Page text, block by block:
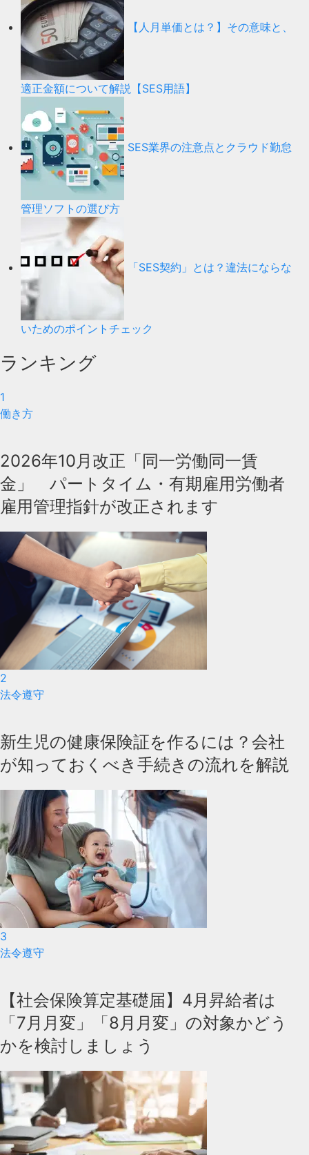
【人月単価とは？】その意味と、
適正金額について解説【SES用語】
SES業界の注意点とクラウド勤怠
管理ソフトの選び方
「SES契約」とは？違法にならな
いためのポイントチェック
ランキング
1
働き方
2026年10月改正「同一労働同一賃
金」 パートタイム・有期雇用労働者
雇用管理指針が改正されます
2
法令遵守
新生児の健康保険証を作るには？会社
が知っておくべき手続きの流れを解説
3
法令遵守
【社会保険算定基礎届】4月昇給者は
「7月月変」「8月月変」の対象かどう
かを検討しましょう